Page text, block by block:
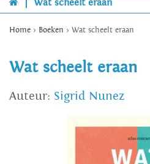
Wat scheelt eraan
Home > Boeken > Wat scheelt eraan
Wat scheelt eraan
Auteur: Sigrid Nunez